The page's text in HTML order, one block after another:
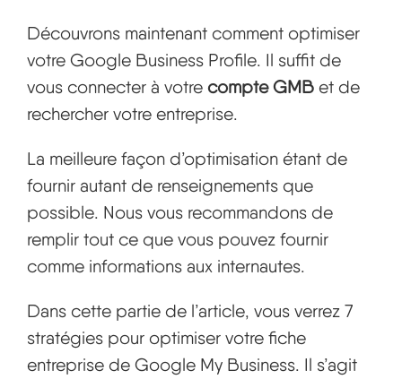
Découvrons maintenant comment optimiser
votre Google Business Profile. Il suffit de
vous connecter à votre compte GMB et de
rechercher votre entreprise.
La meilleure façon d’optimisation étant de
fournir autant de renseignements que
possible. Nous vous recommandons de
remplir tout ce que vous pouvez fournir
comme informations aux internautes.
Dans cette partie de l’article, vous verrez 7
stratégies pour optimiser votre fiche
entreprise de Google My Business. Il s’agit